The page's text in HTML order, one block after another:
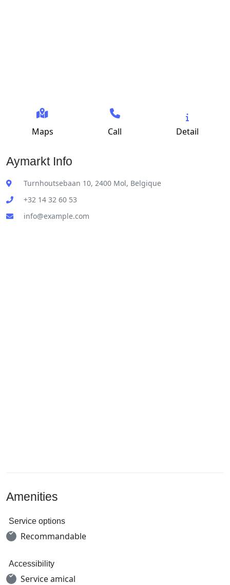
Maps Call Detail
Aymarkt Info
Turnhoutsebaan 10, 2400 Mol, Belgique
+32 14 32 60 53
info@example.com
Amenities
Service options
Recommandable
Accessibility
Service amical